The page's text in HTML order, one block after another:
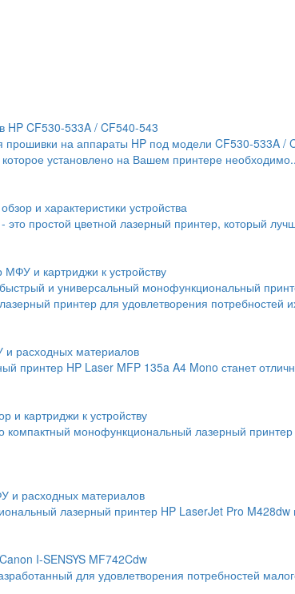
CF530-533A / CF540-543
прошивки на аппараты HP под модели CF530-533A /
установлено на Вашем принтере
и характеристики устройства
простой цветной лазерный принтер, который
и картриджи к устройству
и универсальный монофункциональный
принтер для удовлетворения потребностей
расходных материалов
принтер HP Laser MFP 135a A4 Mono станет
и картриджи к устройству
компактный монофункциональный лазерный
и расходных материалов
лазерный принтер HP LaserJet Pro
I-SENSYS MF742Cdw
для удовлетворения потребностей